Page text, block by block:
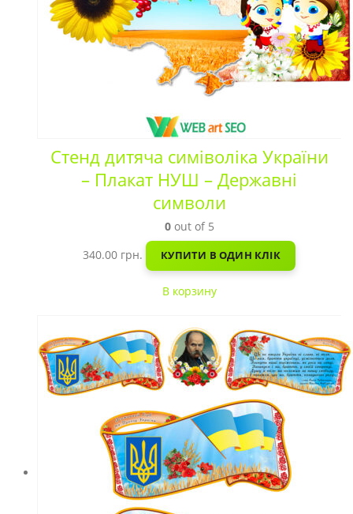
Стенд дитяча симіволіка України
– Плакат НУШ – Державні
символи
0out of 5
340.00 грн. КУПИТИ В ОДИН КЛІК
В корзину